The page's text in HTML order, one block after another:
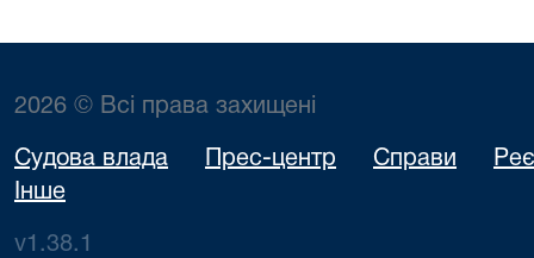
2026 © Всі права захищені
Судова влада Прес-центр Справи
Інше
v1.38.1